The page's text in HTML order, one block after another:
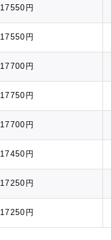
17550円
17550円
17700円
17750円
17700円
17450円
17250円
17250円